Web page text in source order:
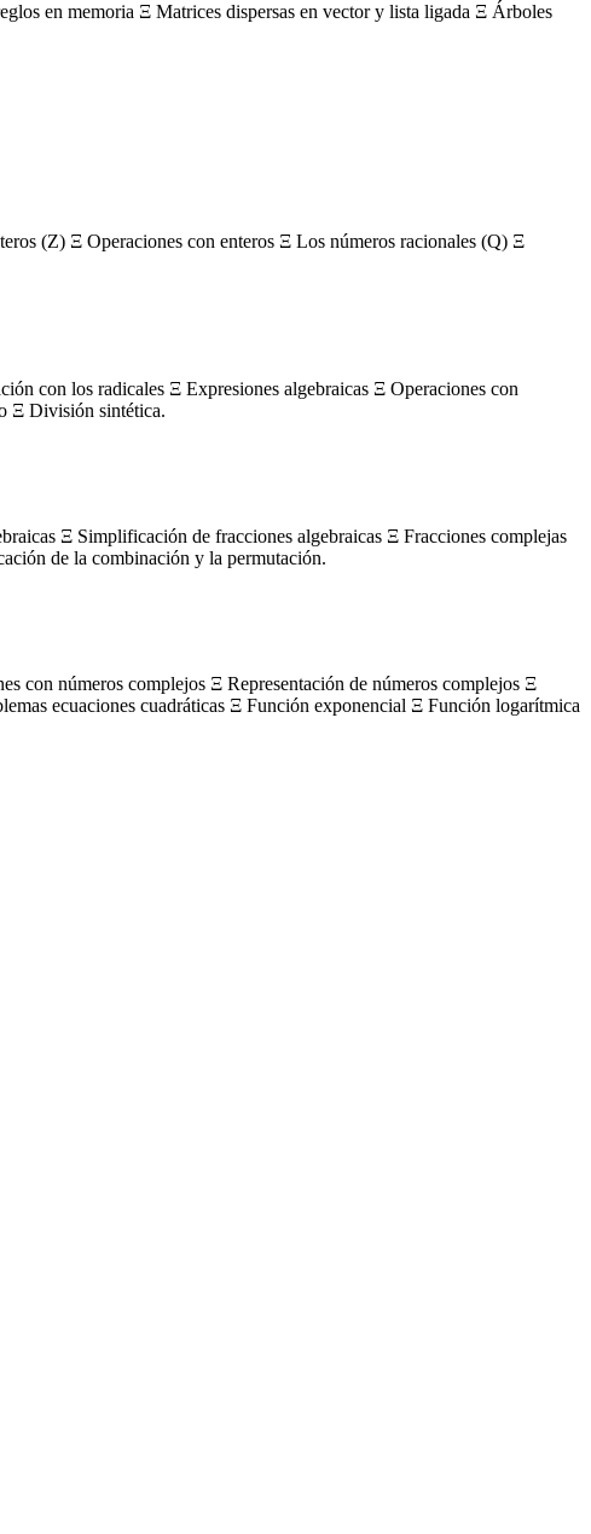
en memoria Ξ Matrices dispersas en vector y lista ligada Ξ Árboles
(Z) Ξ Operaciones con enteros Ξ Los números racionales (Q) Ξ
con los radicales Ξ Expresiones algebraicas Ξ Operaciones con
Ξ División sintética.
Ξ Simplificación de fracciones algebraicas Ξ Fracciones complejas
de la combinación y la permutación.
con números complejos Ξ Representación de números complejos Ξ
ecuaciones cuadráticas Ξ Función exponencial Ξ Función logarítmica